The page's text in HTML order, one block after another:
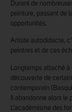
Durant de
peinture, passant de
opportunités.
Artiste autodidacte,
peintres et de ces
Longtemps attaché
découverte de
contemporain
Il abandonne alors
L’académisme des